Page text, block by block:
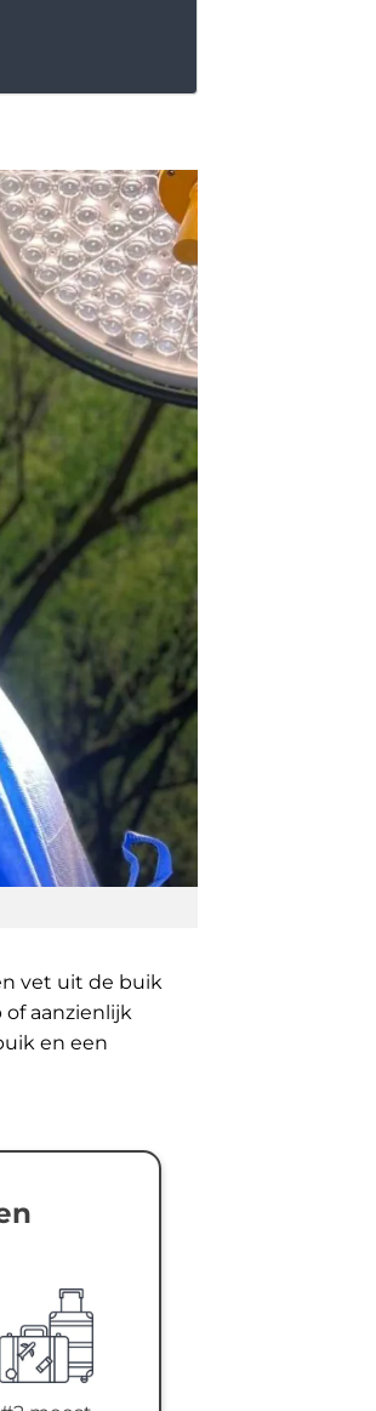
vet uit de buik
aanzienlijk
en een